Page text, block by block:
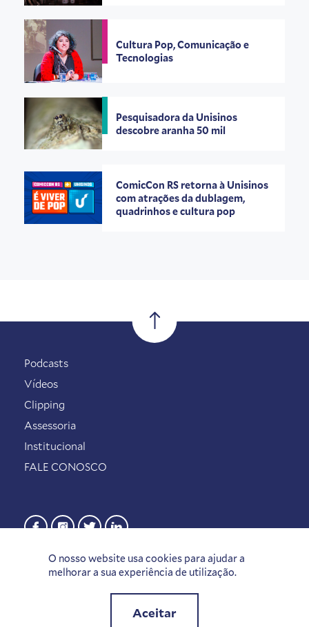
Cultura Pop, Comunicação e
Tecnologias
Pesquisadora da Unisinos
descobre aranha 50 mil
ComicCon RS retorna à Unisinos
com atrações da dublagem,
quadrinhos e cultura pop
O nosso website usa cookies para ajudar a
melhorar a sua experiência de utilização.
Aceitar
Podcasts
Vídeos
Clipping
Assessoria
Institucional
FALE CONOSCO